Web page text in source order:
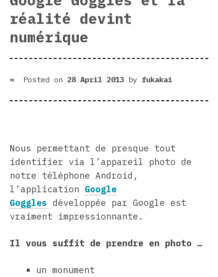
réalité devint
numérique
Posted on 28 April 2013 by fukakai
Nous permettant de presque tout
identifier via l’appareil photo de
notre téléphone Android,
l’application Google
Goggles développée par Google est
vraiment impressionnante.
Il vous suffit de prendre en photo …
un monument